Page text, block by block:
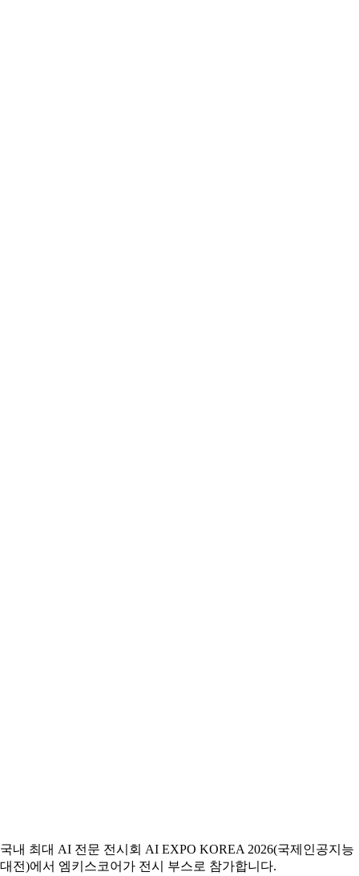
국내 최대 AI 전문 전시회 AI EXPO KOREA 2026(국제인공지능
대전)에서 엠키스코어가 전시 부스로 참가합니다.